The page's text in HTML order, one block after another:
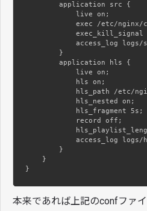
        application src {
            live on;
exec /etc/nginx/
exec_kill_signal
access_log logs/
        }
        application hls {
            live on;
            hls on;
hls_path /etc/
            hls_nested on;
            hls_fragment 5s;
            record off;
access_log logs/
        }
    }
}
本来であれば上記のconfファ